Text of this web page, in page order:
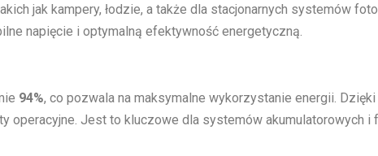
jak kampery, łodzie, a także dla stacjonarnych systemów
napięcie i optymalną efektywność energetyczną.
94%, co pozwala na maksymalne wykorzystanie energii.
operacyjne. Jest to kluczowe dla systemów akumulatorowych